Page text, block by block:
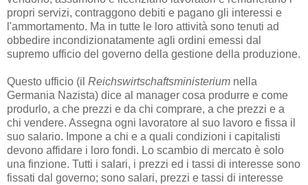
propri servizi, contraggono debiti e pagano gli interessi e
l'ammortamento. Ma in tutte le loro attività sono tenuti ad
obbedire incondizionatamente agli ordini emessi dal
supremo ufficio del governo della gestione della produzione.
Questo ufficio (il Reichswirtschaftsministerium nella
Germania Nazista) dice al manager cosa produrre e come
produrlo, a che prezzi e da chi comprare, a che prezzi e a
chi vendere. Assegna ogni lavoratore al suo lavoro e fissa il
suo salario. Impone a chi e a quali condizioni i capitalisti
devono affidare i loro fondi. Lo scambio di mercato è solo
una finzione. Tutti i salari, i prezzi ed i tassi di interesse sono
fissati dal governo; sono salari, prezzi e tassi di interesse